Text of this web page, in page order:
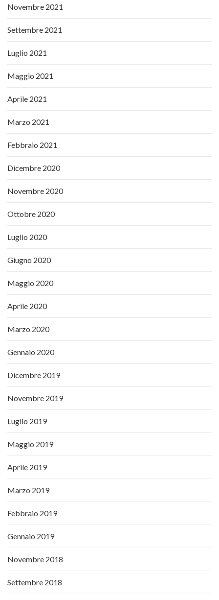
Novembre 2021
Settembre 2021
Luglio 2021
Maggio 2021
Aprile 2021
Marzo 2021
Febbraio 2021
Dicembre 2020
Novembre 2020
Ottobre 2020
Luglio 2020
Giugno 2020
Maggio 2020
Aprile 2020
Marzo 2020
Gennaio 2020
Dicembre 2019
Novembre 2019
Luglio 2019
Maggio 2019
Aprile 2019
Marzo 2019
Febbraio 2019
Gennaio 2019
Novembre 2018
Settembre 2018